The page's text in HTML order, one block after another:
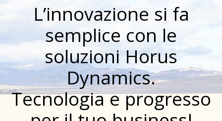
L’innovazione si fa
semplice con le
soluzioni Horus
Dynamics.
Tecnologia e progresso